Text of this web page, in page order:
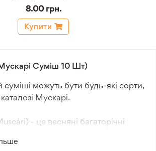
8.00 грн.
Купити
Суміш 10 Шт)
суміші можуть бути будь-які сорти,
Мускарі.
- це весняні багаторічні
виноградний і пряний аромат і